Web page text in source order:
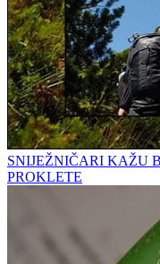
SNIJEŽNIČARI KAŽU
PROKLETE